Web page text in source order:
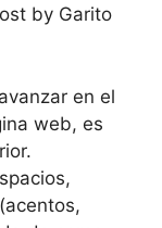
by Garito
en el
web, es